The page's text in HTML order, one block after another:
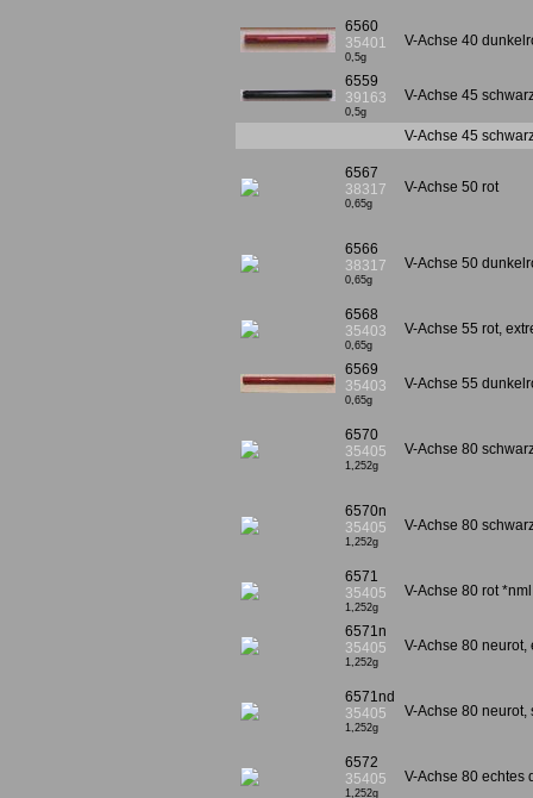
6560
35401
0,5g
V-Achse 40
6559
39163
0,5g
V-Achse 45
V-Achse 45
6567
38317
0,65g
V-Achse 50 rot
6566
38317
0,65g
V-Achse 50
6568
35403
0,65g
V-Achse 55 rot,
6569
35403
0,65g
V-Achse 55
6570
35405
1,252g
V-Achse 80
6570n
35405
1,252g
V-Achse 80
6571
35405
1,252g
V-Achse 80 rot *nml
6571n
35405
1,252g
V-Achse 80
6571nd
35405
1,252g
V-Achse 80
6572
35405
1,252g
V-Achse 80 echtes